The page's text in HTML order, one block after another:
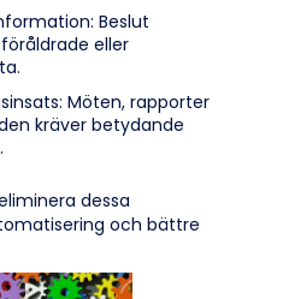
Beslut
eller
Möten, rapporter
kräver betydande
dessa
och bättre